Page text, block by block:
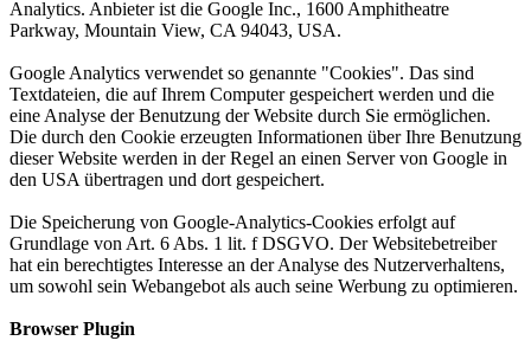
Analytics. Anbieter ist die Google Inc., 1600 Amphitheatre
Parkway, Mountain View, CA 94043, USA.
Google Analytics verwendet so genannte "Cookies". Das sind
Textdateien, die auf Ihrem Computer gespeichert werden und die
eine Analyse der Benutzung der Website durch Sie ermöglichen.
Die durch den Cookie erzeugten Informationen über Ihre Benutzung
dieser Website werden in der Regel an einen Server von Google in
den USA übertragen und dort gespeichert.
Die Speicherung von Google-Analytics-Cookies erfolgt auf
Grundlage von Art. 6 Abs. 1 lit. f DSGVO. Der Websitebetreiber
hat ein berechtigtes Interesse an der Analyse des Nutzerverhaltens,
um sowohl sein Webangebot als auch seine Werbung zu optimieren.
Browser Plugin